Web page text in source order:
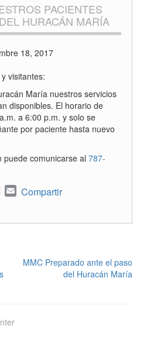
PACIENTES
HURACÁN MARÍA
18, 2017
visitantes:
María nuestros servicios
disponibles. El horario de
a 6:00 p.m. y solo se
por paciente hasta nuevo
puede comunicarse al 787-
Pinterest
Email
Compartir
MMC Preparado ante el paso
del Huracán María